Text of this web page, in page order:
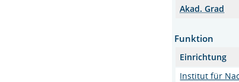
Akad. Grad
Funktion
Einrichtung
Institut für